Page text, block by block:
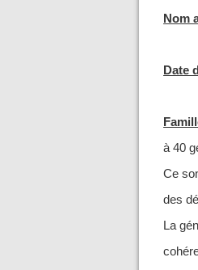
Nom
Date
à 40
Ce
des
La